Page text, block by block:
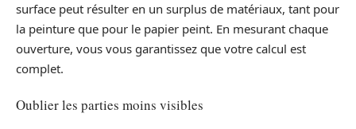
surface peut résulter en un surplus de matériaux, tant pour
la peinture que pour le papier peint. En mesurant chaque
ouverture, vous vous garantissez que votre calcul est
complet.
Oublier les parties moins visibles